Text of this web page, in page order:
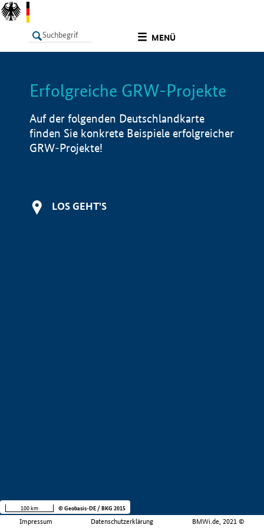
MENÜ
LISTE Info
Erfolgreiche GRW-Projekte
Auf der folgenden Deutschlandkarte
finden Sie konkrete Beispiele erfolgreicher
GRW-Projekte!
LOS GEHT'S
Impressum Datenschutzerklärung BMWi.de, 2021 ©
100 km © Geobasis-DE / BKG 2015